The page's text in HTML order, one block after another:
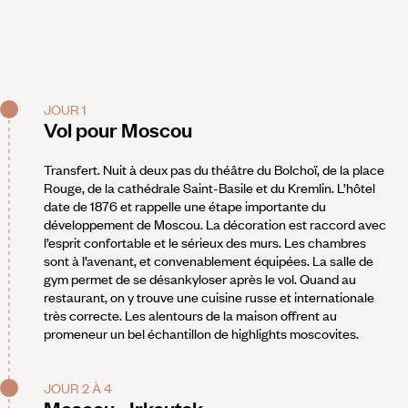
JOUR 1
Vol pour Moscou
Transfert. Nuit à deux pas du théâtre du Bolchoï, de la place
Rouge, de la cathédrale Saint-Basile et du Kremlin. L’hôtel
date de 1876 et rappelle une étape importante du
développement de Moscou. La décoration est raccord avec
l’esprit confortable et le sérieux des murs. Les chambres
sont à l’avenant, et convenablement équipées. La salle de
gym permet de se désankyloser après le vol. Quand au
restaurant, on y trouve une cuisine russe et internationale
très correcte. Les alentours de la maison offrent au
promeneur un bel échantillon de highlights moscovites.
JOUR 2 À 4